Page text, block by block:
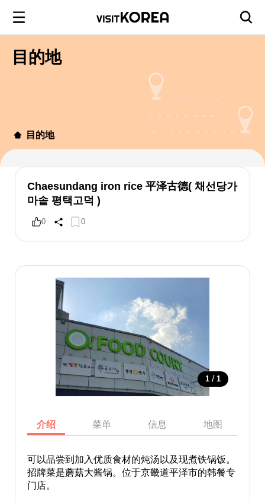
目的地
目的地
Chaesundang iron rice 平泽古德( 채선당가
마솥 평택고덕 )
0 0
1 / 1
介绍 菜单 信息 地图
可以品尝到加入优质食材的炖汤以及现煮铁锅饭。
招牌菜是蘑菇大酱锅。位于京畿道平泽市的韩餐专
门店。